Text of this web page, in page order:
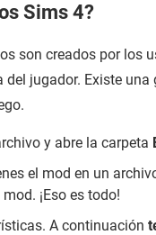
Sims 4?
son creados por los
jugador. Existe
y abre la carpeta
el mod en un
¡Eso es todo!
A continuación